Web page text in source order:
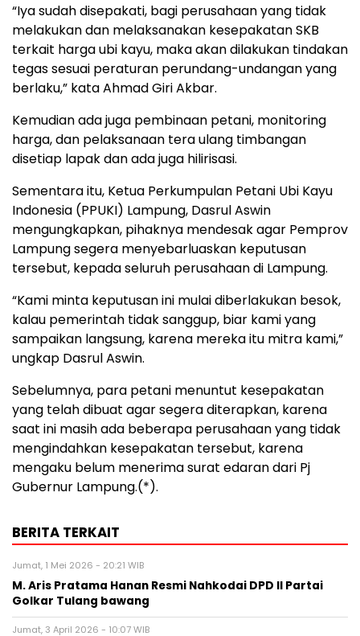
“Iya sudah disepakati, bagi perusahaan yang tidak
melakukan dan melaksanakan kesepakatan SKB
terkait harga ubi kayu, maka akan dilakukan tindakan
tegas sesuai peraturan perundang-undangan yang
berlaku,” kata Ahmad Giri Akbar.
Kemudian ada juga pembinaan petani, monitoring
harga, dan pelaksanaan tera ulang timbangan
disetiap lapak dan ada juga hilirisasi.
Sementara itu, Ketua Perkumpulan Petani Ubi Kayu
Indonesia (PPUKI) Lampung, Dasrul Aswin
mengungkapkan, pihaknya mendesak agar Pemprov
Lampung segera menyebarluaskan keputusan
tersebut, kepada seluruh perusahaan di Lampung.
“Kami minta keputusan ini mulai diberlakukan besok,
kalau pemerintah tidak sanggup, biar kami yang
sampaikan langsung, karena mereka itu mitra kami,”
ungkap Dasrul Aswin.
Sebelumnya, para petani menuntut kesepakatan
yang telah dibuat agar segera diterapkan, karena
saat ini masih ada beberapa perusahaan yang tidak
mengindahkan kesepakatan tersebut, karena
mengaku belum menerima surat edaran dari Pj
Gubernur Lampung.(*).
BERITA TERKAIT
Jumat, 1 Mei 2026 - 20:21 WIB
M. Aris Pratama Hanan Resmi Nahkodai DPD II Partai
Golkar Tulang bawang
Jumat, 3 April 2026 - 10:07 WIB